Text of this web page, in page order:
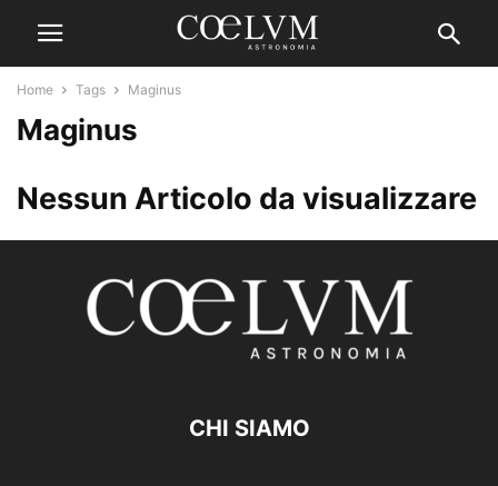
Home Tags Maginus
Maginus
Nessun Articolo da visualizzare
CHI SIAMO